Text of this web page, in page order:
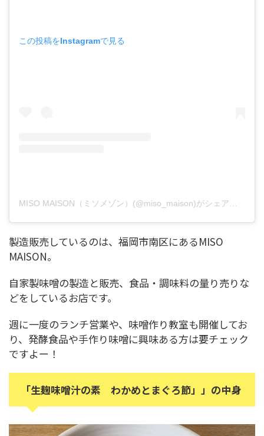
この投稿をInstagramで見る
製造販売しているのは、福岡市南区にあるMISO
MAISON。
自家製味噌の製造と販売、食品・調味料の量り売りな
どをしているお店です。
週に一度のランチ営業や、味噌作り教室も開催してお
り、発酵食品や手作り味噌に興味ある方は要チェック
ですよー！
「生麹味噌汁の素 わかめとまぐろ節」」の中身